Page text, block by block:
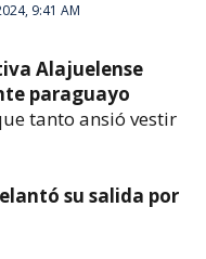
9:41 AM
Alajuelense
paraguayo
tanto ansió vestir
su salida por